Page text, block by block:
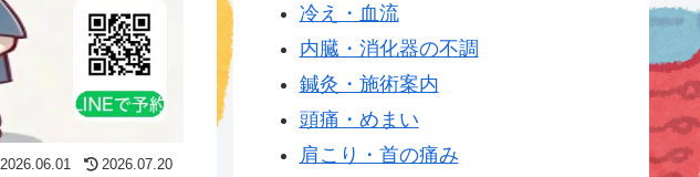
2026.06.01 2026.07.20
冷え・血流
内臓・消化器の不調
鍼灸・施術案内
頭痛・めまい
肩こり・首の痛み